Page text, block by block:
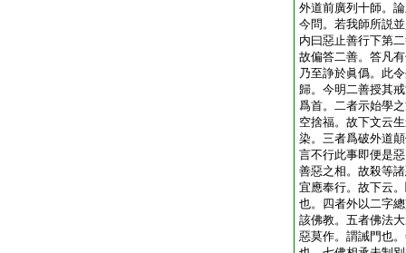
外道前廣列十師。
今問。若我師所説
内曰惡止善行下第
故偏答二善。答凡
乃至諍於眞僞。此
歸。今明二善授其
爲首。二者示始學
空捨福。故下文云
染。三者爲破外道
言不行此事即便是
善惡之相。故殺等
宜應奉行。故下云
也。四者外以二字
該佛教。五者佛法
惡莫作。謂誡門也